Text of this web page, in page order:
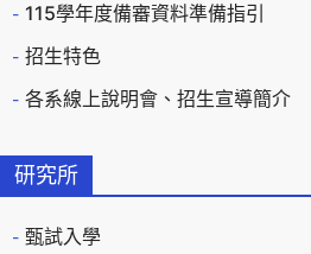
115學年度備審資料準備指引
招生特色
各系線上說明會、招生宣導簡介
研究所
甄試入學